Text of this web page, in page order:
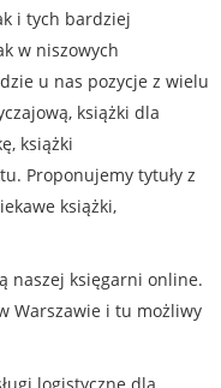
i tych bardziej
w niszowych
u nas pozycje z wielu
książki dla
książki
Proponujemy tytuły z
książki,
naszej księgarni online.
Warszawie i tu możliwy